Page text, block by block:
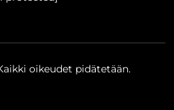
oikeudet pidätetään.